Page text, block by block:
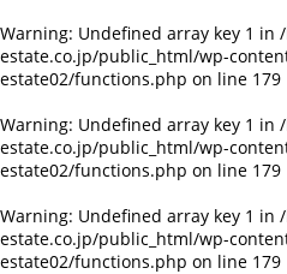
Warning: Undefined array key 1 in
estate.co.jp/public_html/wp-
estate02/functions.php on line 179
Warning: Undefined array key 1 in
estate.co.jp/public_html/wp-
estate02/functions.php on line 179
Warning: Undefined array key 1 in
estate.co.jp/public_html/wp-
estate02/functions.php on line 179